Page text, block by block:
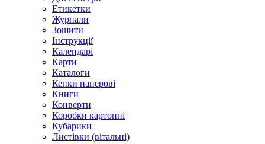
Етикетки
Журнали
Зошити
Інструкції
Календарі
Карти
Каталоги
Кепки паперові
Книги
Конверти
Коробки картонні
Кубарики
Листівки (вітальні)